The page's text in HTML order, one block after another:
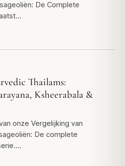
De Complete
Thailams:
Ksheerabala &
onze Vergelijking van
De complete